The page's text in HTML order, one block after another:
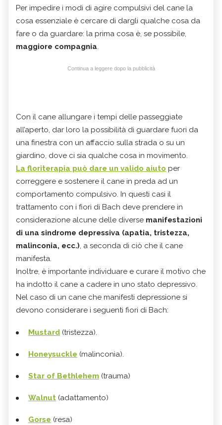
Per impedire i modi di agire compulsivi del cane la
cosa essenziale è cercare di dargli qualche cosa da
fare o da guardare: la prima cosa è, se possibile,
maggiore compagnia.
Continua a leggere dopo la pubblicità
Con il cane allungare i tempi delle passeggiate
all’aperto, dar loro la possibilità di guardare fuori da
una finestra con un affaccio sulla strada o su un
giardino, dove ci sia qualche cosa in movimento.
La floriterapia può dare un valido aiuto per
correggere e sostenere il cane in preda ad un
comportamento compulsivo. In questi casi il
trattamento con i fiori di Bach deve prendere in
considerazione alcune delle diverse manifestazioni
di una sindrome depressiva (apatia, tristezza,
malinconia, ecc.), a seconda di ciò che il cane
manifesta.
Inoltre, è importante individuare e curare il motivo che
ha indotto il cane a cadere in uno stato depressivo.
Nel caso di un cane che manifesti depressione si
devono considerare i seguenti fiori di Bach:
Mustard (tristezza).
Honeysuckle (malinconia).
Star of Bethlehem (trauma)
Walnut (adattamento)
Gorse (resa)